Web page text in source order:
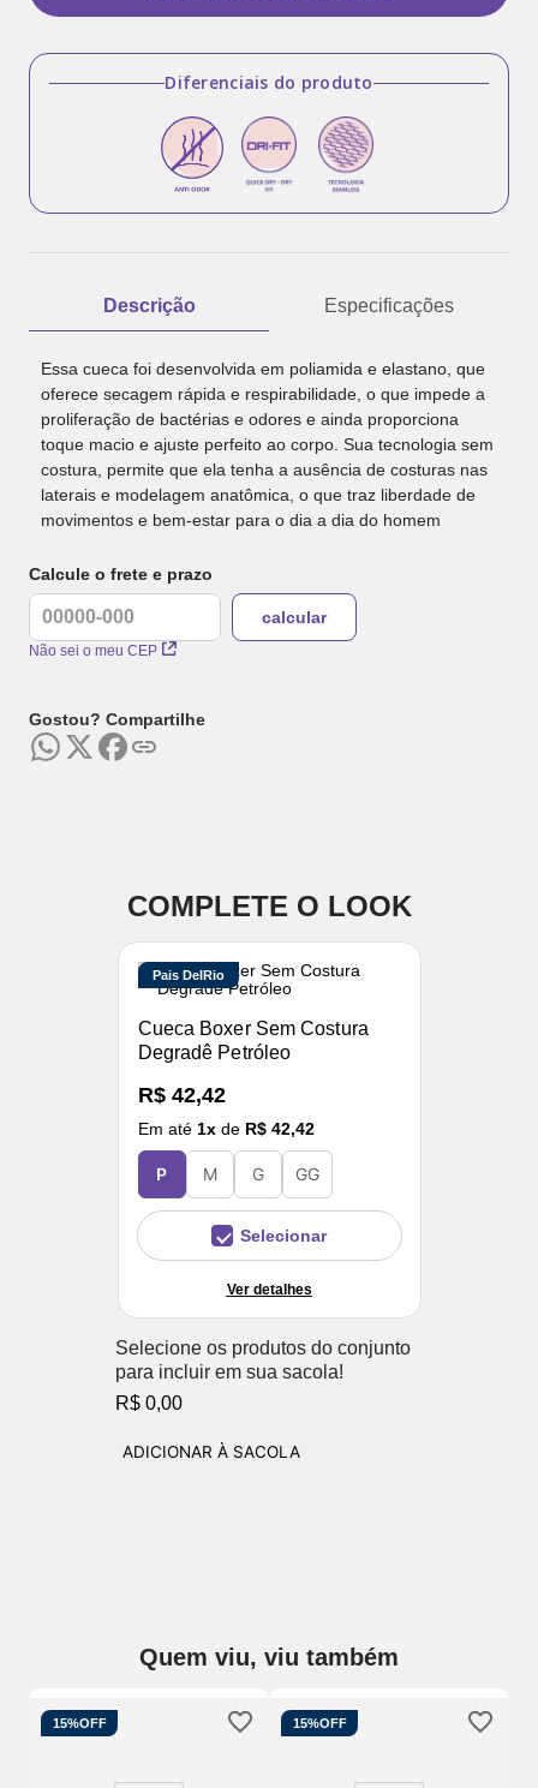
Diferenciais do produto
Descrição Especificações
Essa cueca foi desenvolvida em poliamida e elastano, que
oferece secagem rápida e respirabilidade, o que impede a
proliferação de bactérias e odores e ainda proporciona
toque macio e ajuste perfeito ao corpo. Sua tecnologia sem
costura, permite que ela tenha a ausência de costuras nas
laterais e modelagem anatômica, o que traz liberdade de
movimentos e bem-estar para o dia a dia do homem
Calcule o frete e prazo
Não sei o meu CEP
Gostou? Compartilhe
COMPLETE O LOOK
Pais DelRio
Cueca Boxer Sem Costura
Degradê Petróleo
R$ 42,42
Em até 1x de R$ 42,42
P M G GG
Selecionar
Ver detalhes
Selecione os produtos do conjunto
para incluir em sua sacola!
R$ 0,00
ADICIONAR À SACOLA
Quem viu, viu também
15%OFF 15%OFF